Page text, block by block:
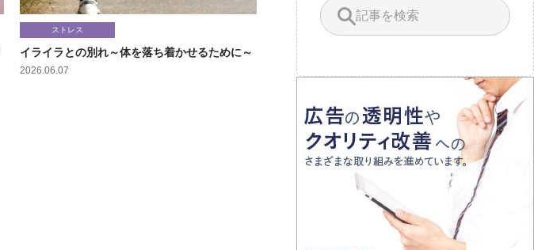
ストレス
イライラとの別れ～体を落ち着かせるために～
2026.06.07